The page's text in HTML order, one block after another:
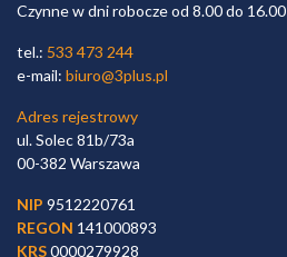
Czynne w dni robocze od 8.00 do 16.00
tel.: 533 473 244
e-mail: biuro@3plus.pl
Adres rejestrowy
ul. Solec 81b/73a
00-382 Warszawa
NIP 9512220761
REGON 141000893
KRS0000279928